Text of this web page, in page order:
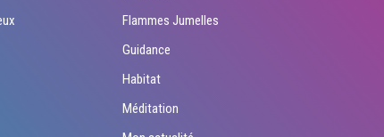
Flammes Jumelles
Guidance
Habitat
Méditation